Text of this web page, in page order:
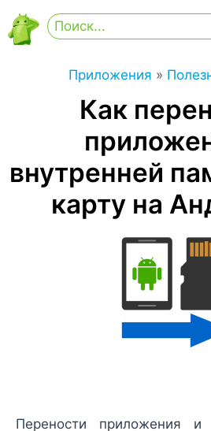
Приложения »
Как
внутренней
карту на
Перености приложения